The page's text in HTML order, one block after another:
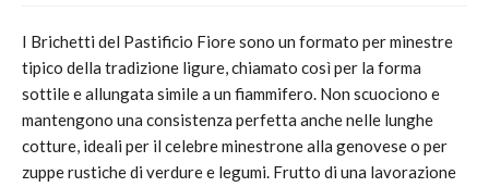
I Brichetti del Pastificio Fiore sono un formato per minestre
tipico della tradizione ligure, chiamato così per la forma
sottile e allungata simile a un fiammifero. Non scuociono e
mantengono una consistenza perfetta anche nelle lunghe
cotture, ideali per il celebre minestrone alla genovese o per
zuppe rustiche di verdure e legumi. Frutto di una lavorazione